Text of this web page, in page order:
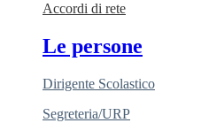
Accordi di rete
Le persone
Dirigente Scolastico
Segreteria/URP